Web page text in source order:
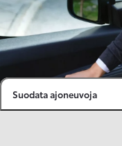
Suodata ajoneuvoja